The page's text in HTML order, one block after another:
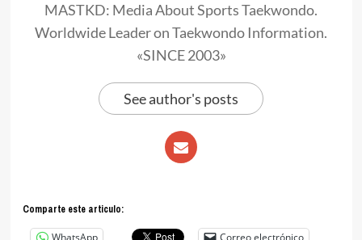
MASTKD: Media About Sports Taekwondo.
Worldwide Leader on Taekwondo Information.
«SINCE 2003»
See author's posts
Comparte este articulo:
WhatsApp Correo electrónico